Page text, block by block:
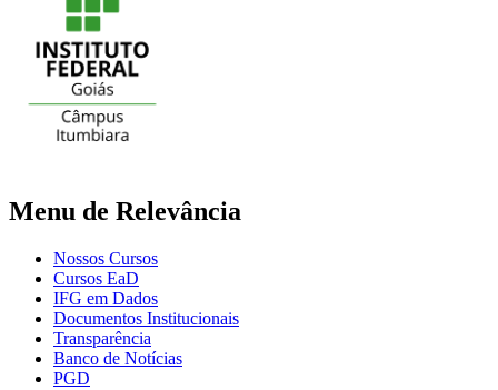
Menu de Relevância
Nossos Cursos
Cursos EaD
IFG em Dados
Documentos Institucionais
Transparência
Banco de Notícias
PGD